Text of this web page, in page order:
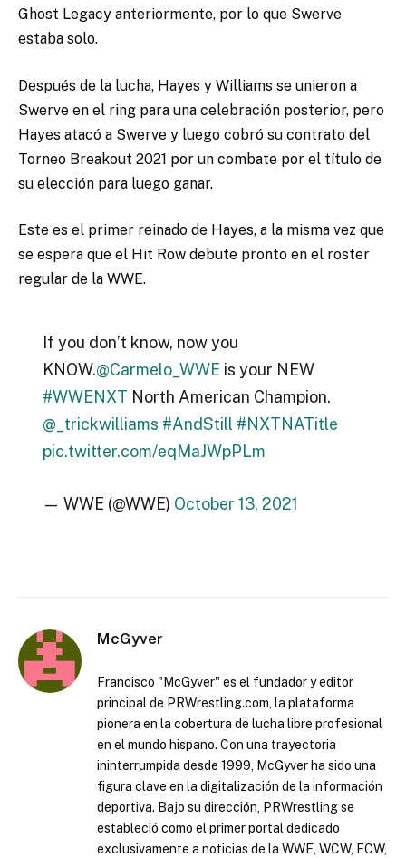
Ghost Legacy anteriormente, por lo que Swerve
estaba solo.
Después de la lucha, Hayes y Williams se unieron a
Swerve en el ring para una celebración posterior, pero
Hayes atacó a Swerve y luego cobró su contrato del
Torneo Breakout 2021 por un combate por el título de
su elección para luego ganar.
Este es el primer reinado de Hayes, a la misma vez que
se espera que el Hit Row debute pronto en el roster
regular de la WWE.
If you don’t know, now you
KNOW.@Carmelo_WWE is your NEW
#WWENXT North American Champion.
@_trickwilliams #AndStill #NXTNATitle
pic.twitter.com/eqMaJWpPLm
— WWE (@WWE) October 13, 2021
McGyver
Francisco "McGyver" es el fundador y editor
principal de PRWrestling.com, la plataforma
pionera en la cobertura de lucha libre profesional
en el mundo hispano. Con una trayectoria
ininterrumpida desde 1999, McGyver ha sido una
figura clave en la digitalización de la información
deportiva. Bajo su dirección, PRWrestling se
estableció como el primer portal dedicado
exclusivamente a noticias de la WWE, WCW, ECW,